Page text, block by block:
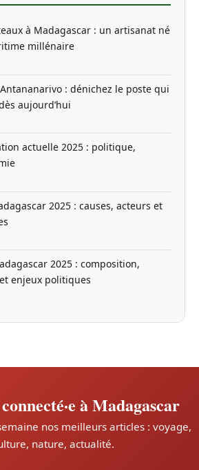
à Madagascar : un artisanat né
millénaire
: dénichez le poste qui
aujourd’hui
actuelle 2025 : politique,
2025 : causes, acteurs et
2025 : composition,
enjeux politiques
à Madagascar
nos meilleurs articles : voyage,
nature, actualité.